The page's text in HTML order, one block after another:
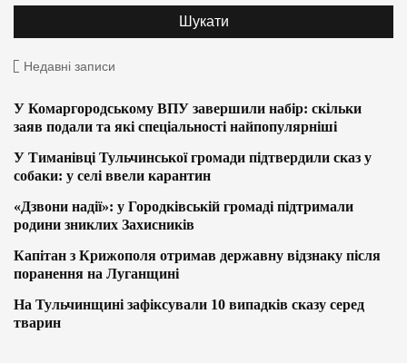
Недавні записи
У Комаргородському ВПУ завершили набір: скільки
заяв подали та які спеціальності найпопулярніші
У Тиманівці Тульчинської громади підтвердили сказ у
собаки: у селі ввели карантин
«Дзвони надії»: у Городківській громаді підтримали
родини зниклих Захисників
Капітан з Крижополя отримав державну відзнаку після
поранення на Луганщині
На Тульчинщині зафіксували 10 випадків сказу серед
тварин